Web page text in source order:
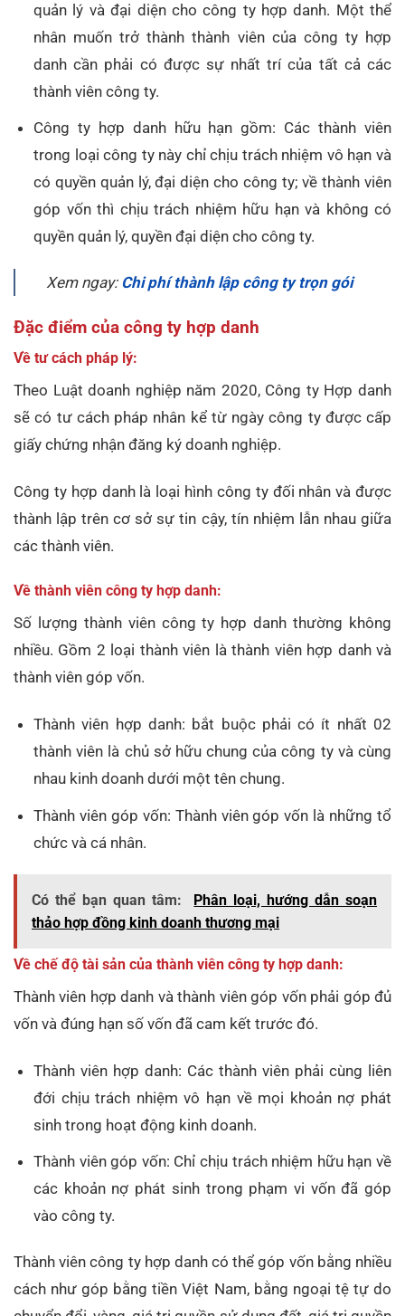
quản lý và đại diện cho công ty hợp danh. Một thể
nhân muốn trở thành thành viên của công ty hợp
danh cần phải có được sự nhất trí của tất cả các
thành viên công ty.
Công ty hợp danh hữu hạn gồm: Các thành viên
trong loại công ty này chỉ chịu trách nhiệm vô hạn và
có quyền quản lý, đại diện cho công ty; về thành viên
góp vốn thì chịu trách nhiệm hữu hạn và không có
quyền quản lý, quyền đại diện cho công ty.
Xem ngay: Chi phí thành lập công ty trọn gói
Đặc điểm của công ty hợp danh
Về tư cách pháp lý:
Theo Luật doanh nghiệp năm 2020, Công ty Hợp danh
sẽ có tư cách pháp nhân kể từ ngày công ty được cấp
giấy chứng nhận đăng ký doanh nghiệp.
Công ty hợp danh là loại hình công ty đối nhân và được
thành lập trên cơ sở sự tin cậy, tín nhiệm lẫn nhau giữa
các thành viên.
Về thành viên công ty hợp danh:
Số lượng thành viên công ty hợp danh thường không
nhiều. Gồm 2 loại thành viên là thành viên hợp danh và
thành viên góp vốn.
Thành viên hợp danh: bắt buộc phải có ít nhất 02
thành viên là chủ sở hữu chung của công ty và cùng
nhau kinh doanh dưới một tên chung.
Thành viên góp vốn: Thành viên góp vốn là những tổ
chức và cá nhân.
Có thể bạn quan tâm:
Phân loại, hướng dẫn soạn
thảo hợp đồng kinh doanh thương mại
Về chế độ tài sản của thành viên công ty hợp danh:
Thành viên hợp danh và thành viên góp vốn phải góp đủ
vốn và đúng hạn số vốn đã cam kết trước đó.
Thành viên hợp danh: Các thành viên phải cùng liên
đới chịu trách nhiệm vô hạn về mọi khoản nợ phát
sinh trong hoạt động kinh doanh.
Thành viên góp vốn: Chỉ chịu trách nhiệm hữu hạn về
các khoản nợ phát sinh trong phạm vi vốn đã góp
vào công ty.
Thành viên công ty hợp danh có thể góp vốn bằng nhiều
cách như góp bằng tiền Việt Nam, bằng ngoại tệ tự do